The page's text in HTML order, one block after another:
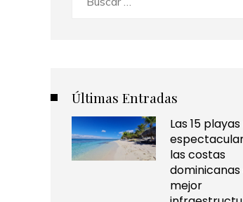
Últimas Entradas
Las 15
las costas
mejor